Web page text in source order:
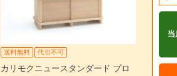
送料無料 代引不可
カリモクニュースタンダード プロ